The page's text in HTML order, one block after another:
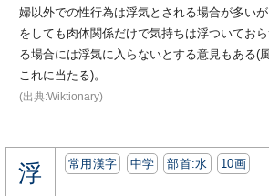
婦以外での性行為は浮気とされる場合が多い
をしても肉体関係だけで気持ちは浮ついてお
る場合には浮気に入らないとする意見もある(
これに当たる)。
(出典:Wiktionary)
浮 常用漢字 中学 部首:⽔ 10画